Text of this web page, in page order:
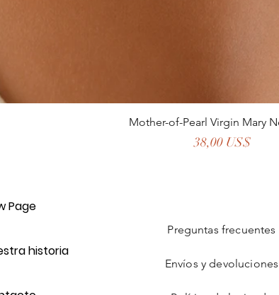
Mother-of-Pearl Virgin Mary
Precio
38,00 US$
Page
historia
Preguntas frecuentes
Envíos y devoluciones